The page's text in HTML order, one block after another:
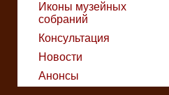
Иконы музейных
собраний
Консультация
Новости
Анонсы